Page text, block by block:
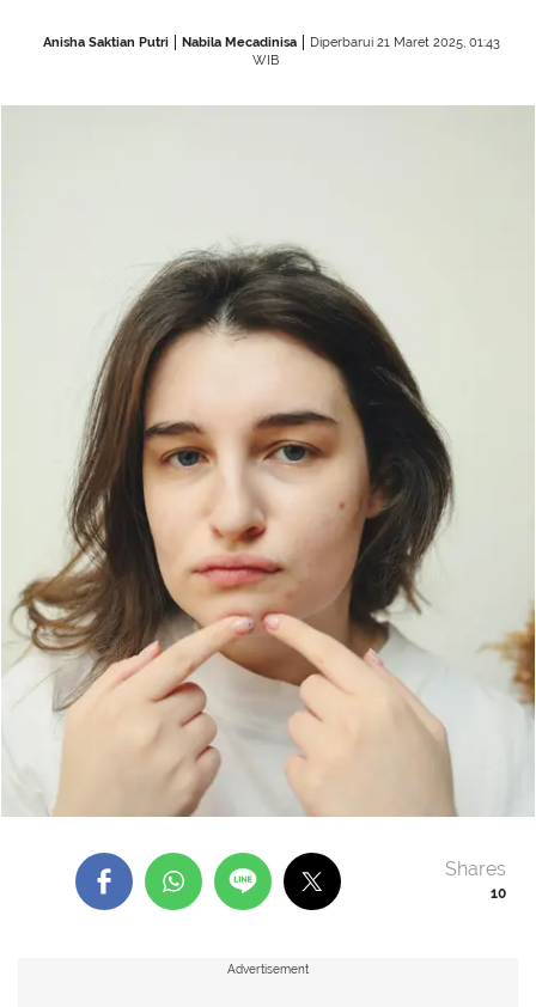
Anisha Saktian Putri Nabila Mecadinisa
Diperbarui 21 Maret 2025, 01:43
WIB
10
Shares
Advertisement